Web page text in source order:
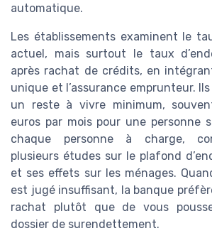
automatique.
Les établissements examinent le
actuel, mais surtout le taux
après rachat de crédits, en
unique et l’assurance emprunteur.
un reste à vivre minimum,
euros par mois pour une personne
chaque personne à charge,
plusieurs études sur le plafond
et ses effets sur les ménages.
est jugé insuffisant, la banque
rachat plutôt que de vous
dossier de surendettement.